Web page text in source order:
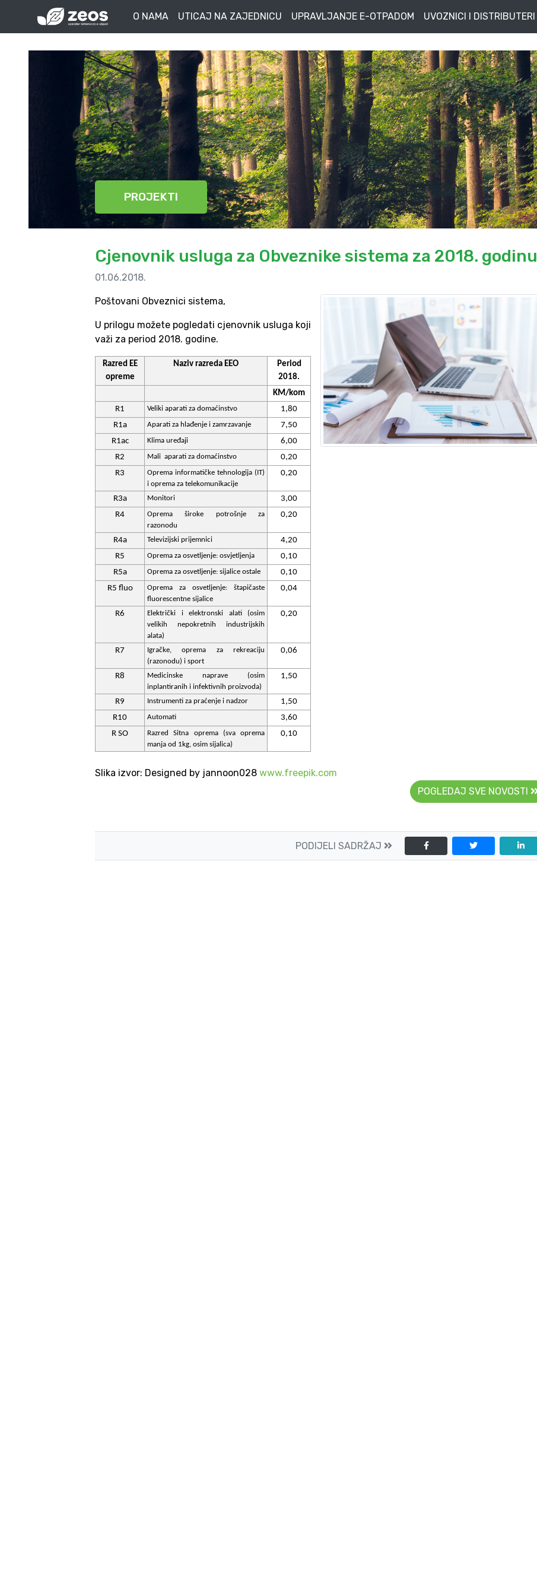
O NAMA UTICAJ NA ZAJEDNICU UPRAVLJANJE E-OTPADOM UVOZNICI I DISTRIBUTERI
PROJEKTI
Cjenovnik usluga za Obveznike sistema za 2018. godinu
01.06.2018.
Poštovani Obveznici sistema,
U prilogu možete pogledati cjenovnik usluga koji
važi za period 2018. godine.
Razred EE
opreme
Naziv razreda EEO
Period
2018.
KM/kom
R1
Veliki aparati za domaćinstvo
1,80
R1a
Aparati za hlađenje i zamrzavanje
7,50
R1ac
Klima uređaji
6,00
R2
Mali aparati za domaćinstvo
0,20
R3
Oprema informatičke tehnologija (IT)
i oprema za telekomunikacije
0,20
R3a Monitori
3,00
R4
Oprema široke potrošnje za
razonodu
0,20
R4a Televizijski prijemnici
4,20
R5
Oprema za osvetljenje: osvjetljenja
0,10
R5a
Oprema za osvetljenje: sijalice ostale
0,10
R5 fluo
Oprema za osvetljenje: štapičaste
fluorescentne sijalice
0,04
R6
Električki i elektronski alati (osim
velikih nepokretnih industrijskih
alata)
0,20
R7
Igračke, oprema za rekreaciju
(razonodu) i sport
0,06
R8
Medicinske naprave (osim
inplantiranih i infektivnih proizvoda)
1,50
R9 Instrumenti za praćenje i nadzor
1,50
R10
Automati
3,60
R SO
Razred Sitna oprema (sva oprema
manja od 1kg, osim sijalica)
0,10
Slika izvor: Designed by jannoon028 www.freepik.com
POGLEDAJ SVE NOVOSTI
PODIJELI SADRŽAJ